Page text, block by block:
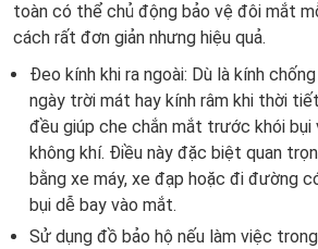
toàn có thể chủ động bảo vệ đôi mắt
cách rất đơn giản nhưng hiệu quả.
Đeo kính khi ra ngoài: Dù là kính
ngày trời mát hay kính râm khi thời
đều giúp che chắn mắt trước khói
không khí. Điều này đặc biệt quan
bằng xe máy, xe đạp hoặc đi đường
bụi dễ bay vào mắt.
Sử dụng đồ bảo hộ nếu làm việc